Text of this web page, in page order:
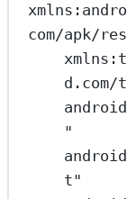
com/apk/
d.com/
"
t"